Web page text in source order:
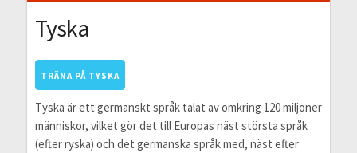
Tyska
TRÄNA PÅ TYSKA
Tyska är ett germanskt språk talat av omkring 120 miljoner
människor, vilket gör det till Europas näst största språk
(efter ryska) och det germanska språk med, näst efter